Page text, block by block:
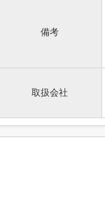
備考
取扱会社